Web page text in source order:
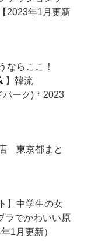
2023年1月更新
ならここ！
】韓流
ーク)＊2023
東京都まと
】中学生の女
ラでかわいい原
1月更新）